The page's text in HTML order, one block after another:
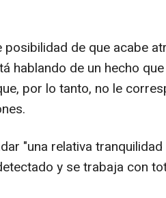
de que acabe
hablando de un hecho
por lo tanto, no le
"una relativa tranquilidad
y se trabaja con